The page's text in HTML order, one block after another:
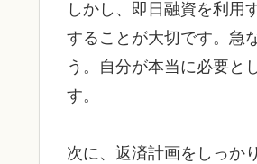
しかし、即日融資を利用
することが大切です。急
う。自分が本当に必要と
す。
次に、返済計画をしっか